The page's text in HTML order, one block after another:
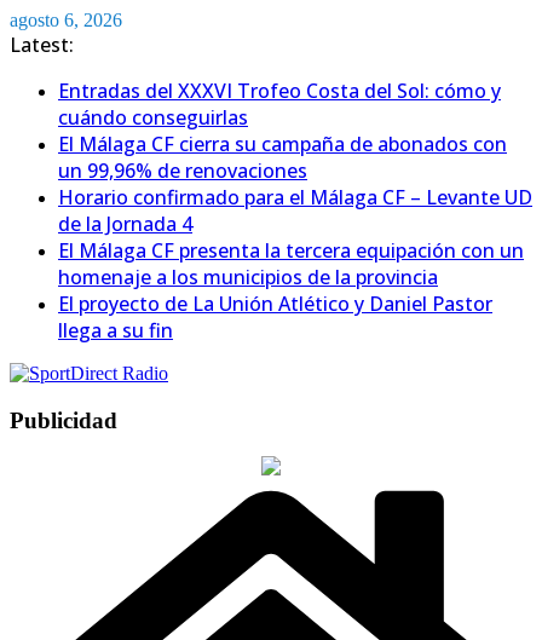
Saltar
al
agosto 6, 2026
Latest:
Entradas del XXXVI Trofeo Costa del Sol: cómo y
cuándo conseguirlas
El Málaga CF cierra su campaña de abonados con
un 99,96% de renovaciones
Horario confirmado para el Málaga CF – Levante UD
de la Jornada 4
El Málaga CF presenta la tercera equipación con un
homenaje a los municipios de la provincia
El proyecto de La Unión Atlético y Daniel Pastor
llega a su fin
Publicidad